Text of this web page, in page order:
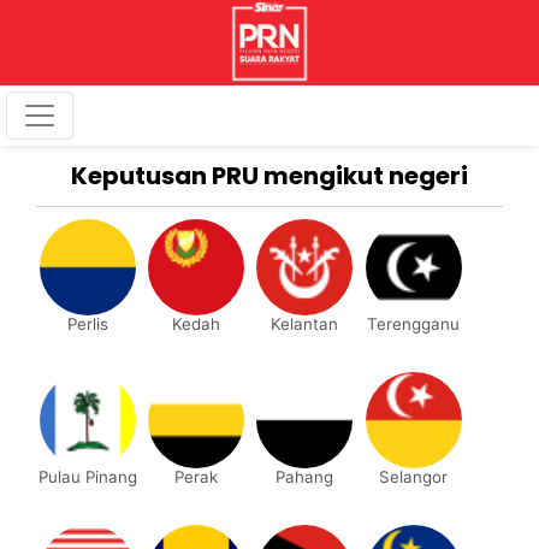
Keputusan PRU mengikut negeri
Perlis Kedah Kelantan Terengganu
Pulau Pinang Perak Pahang Selangor